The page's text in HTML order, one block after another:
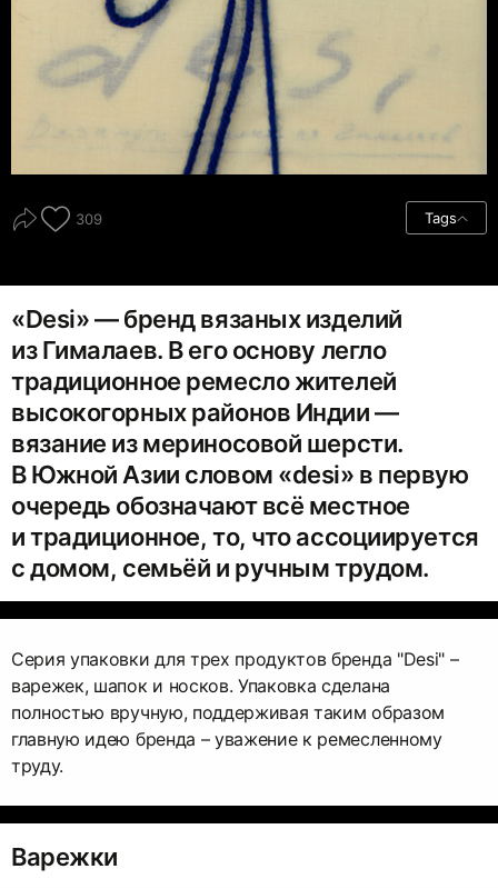
309 Tags
«Desi» — бренд вязаных изделий
из Гималаев. В его основу легло
традиционное ремесло жителей
высокогорных районов Индии —
вязание из мериносовой шерсти.
В Южной Азии словом «desi» в первую
очередь обозначают всё местное
и традиционное, то, что ассоциируется
с домом, семьёй и ручным трудом.
Серия упаковки для трех продуктов бренда "Desi" –
варежек, шапок и носков. Упаковка сделана
полностью вручную, поддерживая таким образом
главную идею бренда – уважение к ремесленному
труду.
Варежки